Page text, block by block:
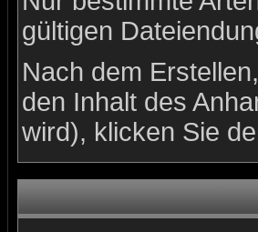
gültigen
Nach dem
den Inhalt des
wird), klicken Sie